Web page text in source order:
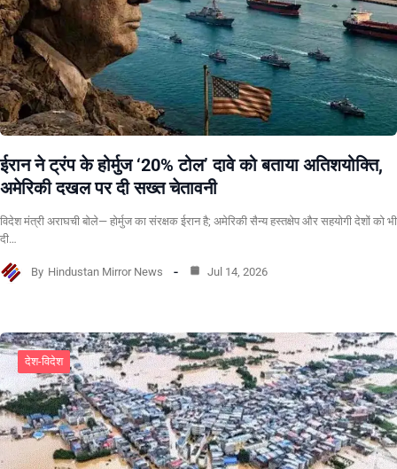
ईरान ने ट्रंप के होर्मुज ‘20% टोल’ दावे को बताया अतिशयोक्ति,
अमेरिकी दखल पर दी सख्त चेतावनी
विदेश मंत्री अराघची बोले— होर्मुज का संरक्षक ईरान है; अमेरिकी सैन्य हस्तक्षेप और सहयोगी देशों को भी
दी…
By Hindustan Mirror News Jul 14, 2026
देश-विदेश